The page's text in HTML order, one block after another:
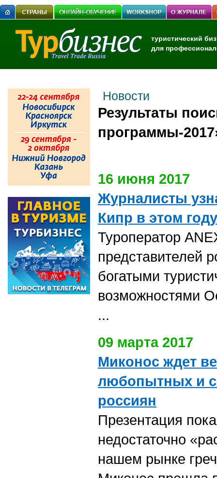
туристический
для
Новости
Результаты
программы-
16 июня 2017
Журналисты
Кипр в этом году
Туроператор
представителей
богатыми
возможностями
...
09 марта 2017
Миконос ждет
любопытных и
россиян
Презентация
недостаточно
нашем рынке